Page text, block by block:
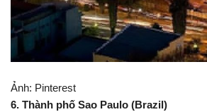
Ảnh: Pinterest